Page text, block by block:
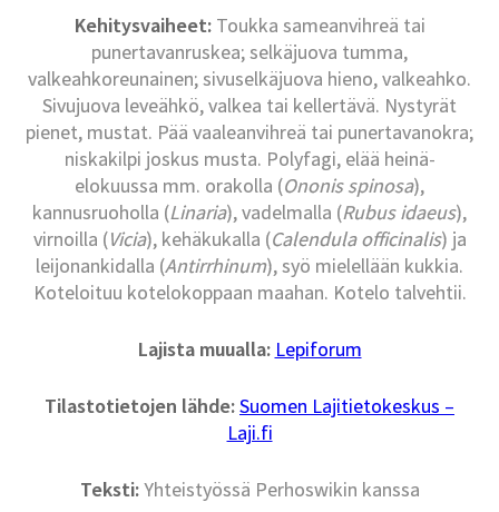
Kehitysvaiheet:Toukka sameanvihreä tai
punertavanruskea; selkäjuova tumma,
valkeahkoreunainen; sivuselkäjuova hieno, valkeahko.
Sivujuova leveähkö, valkea tai kellertävä. Nystyrät
pienet, mustat. Pää vaaleanvihreä tai punertavanokra;
niskakilpi joskus musta. Polyfagi, elää heinä-
elokuussa mm. orakolla (Ononis spinosa),
kannusruoholla (Linaria), vadelmalla (Rubus idaeus),
virnoilla (Vicia), kehäkukalla (Calendula officinalis) ja
leijonankidalla (Antirrhinum), syö mielellään kukkia.
Koteloituu kotelokoppaan maahan. Kotelo talvehtii.
Lajista muualla: Lepiforum
Tilastotietojen lähde:Suomen Lajitietokeskus –
Laji.fi
Teksti:Yhteistyössä Perhoswikin kanssa